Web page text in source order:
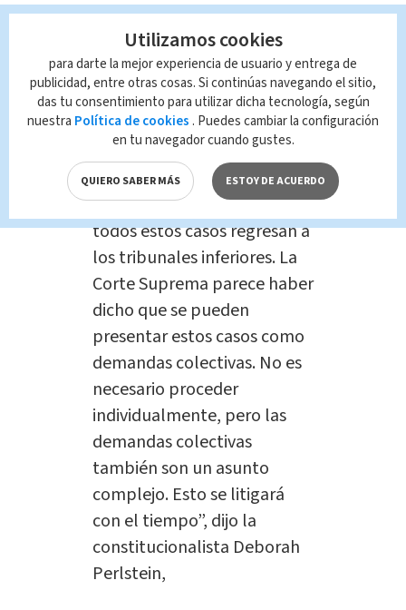
Pero algunos constitucionalistas
consideraron que es prematuro que la
Casa Blanca declare un triunfo total.
“Es prematuro declarar la
victoria del gobierno.Esta
opinión es una licencia plena
para litigantes. Ahora bien,
todos estos casos regresan a
los tribunales inferiores. La
Corte Suprema parece haber
dicho que se pueden
presentar estos casos como
demandas colectivas. No es
necesario proceder
individualmente, pero las
demandas colectivas
también son un asunto
complejo. Esto se litigará
con el tiempo”, dijo la
constitucionalista Deborah
Perlstein,
Utilizamos cookies
para darte la mejor experiencia de usuario y entrega de
publicidad, entre otras cosas. Si continúas navegando el sitio,
das tu consentimiento para utilizar dicha tecnología, según
nuestra Política de cookies . Puedes cambiar la configuración
en tu navegador cuando gustes.
QUIERO SABER MÁS ESTOY DE ACUERDO